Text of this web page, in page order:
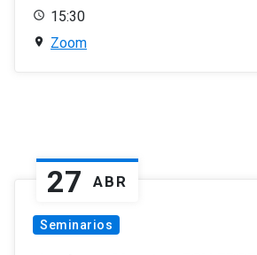
15:30
Zoom
27 ABR
Seminarios